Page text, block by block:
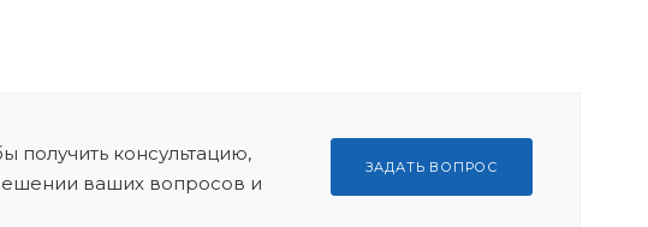
получить консультацию,
ваших вопросов и
ЗАДАТЬ ВОПРОС